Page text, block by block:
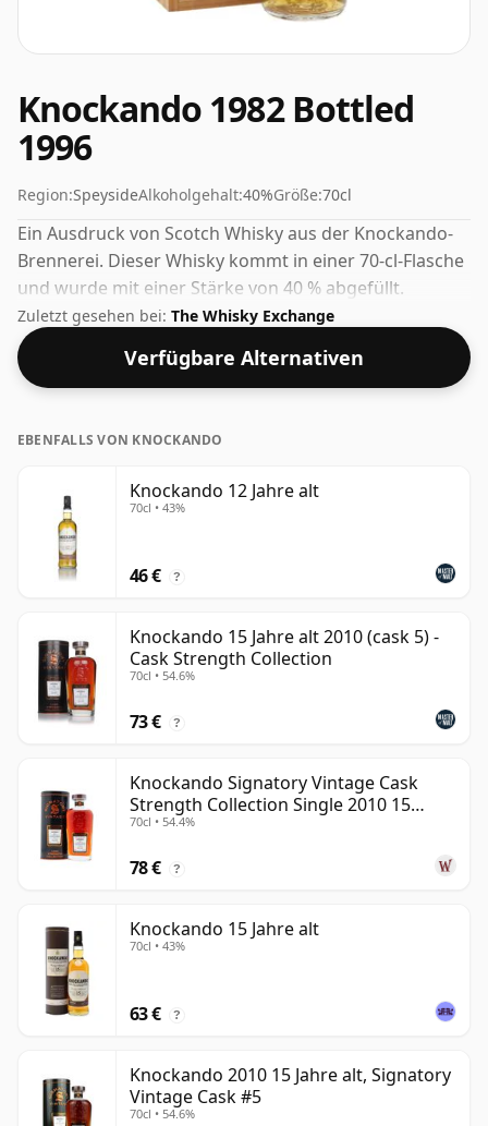
Knockando 1982 Bottled
1996
Region:SpeysideAlkoholgehalt:40%Größe:70cl
Ein Ausdruck von Scotch Whisky aus der Knockando-
Brennerei. Dieser Whisky kommt in einer 70-cl-Flasche
und wurde mit einer Stärke von 40 % abgefüllt.
Zuletzt gesehen bei: The Whisky Exchange
Verfügbare Alternativen
EBENFALLS VON KNOCKANDO
Knockando 12 Jahre alt
70cl • 43%
46 € ?
Knockando 15 Jahre alt 2010 (cask 5) -
Cask Strength Collection
70cl • 54.6%
73 € ?
Knockando Signatory Vintage Cask
Strength Collection Single 2010 15
Jahre alt
70cl • 54.4%
78 € ?
Knockando 15 Jahre alt
70cl • 43%
63 € ?
Knockando 2010 15 Jahre alt, Signatory
Vintage Cask #5
70cl • 54.6%